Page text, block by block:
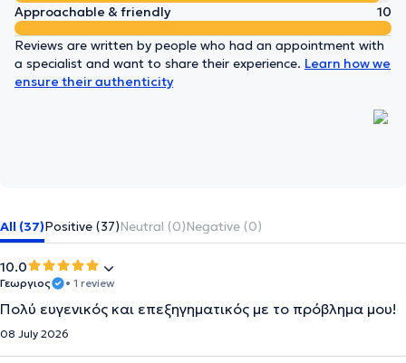
Approachable & friendly
10
Reviews are written by people who had an appointment with
a specialist and want to share their experience. Learn how we
ensure their authenticity
All (37)Positive (37)Neutral (0)Negative (0)
10.0
Γεωργιος • 1 review
Πολύ ευγενικός και επεξηγηματικός με το πρόβλημα μου!
08 July 2026